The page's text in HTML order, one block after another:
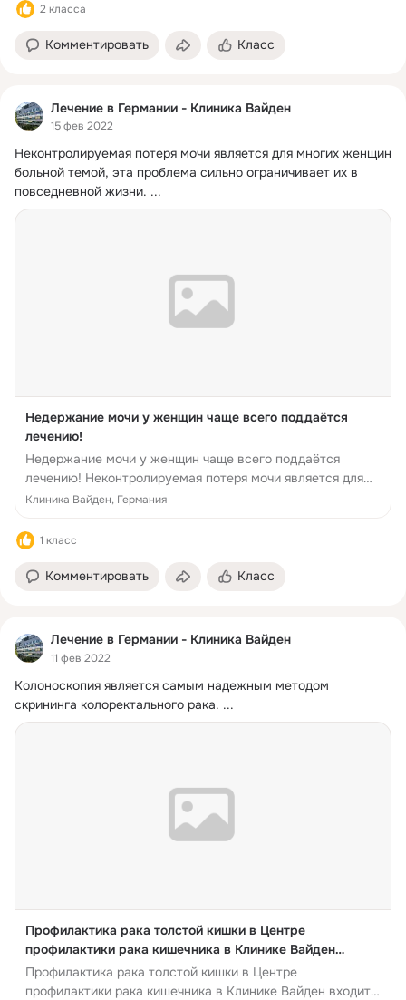
2 класса
Комментировать Класс
Лечение в Германии - Клиника Вайден
15 фев 2022
Неконтролируемая потеря мочи является для многих женщин
больной темой, эта проблема сильно ограничивает их в
повседневной жизни. ...
Недержание мочи у женщин чаще всего поддаётся
лечению!
Недержание мочи у женщин чаще всего поддаётся
лечению! Неконтролируемая потеря мочи является для
многих женщин больной темой, эта проблема сильно
Клиника Вайден, Германия
1 класс
Комментировать Класс
Лечение в Германии - Клиника Вайден
11 фев 2022
Колоноскопия является самым надежным методом
скрининга колоректального рака. ...
Профилактика рака толстой кишки в Центре
профилактики рака кишечника в Клинике Вайден
входит в Топ-3 Германии
Профилактика рака толстой кишки в Центре
профилактики рака кишечника в Клинике Вайден входит